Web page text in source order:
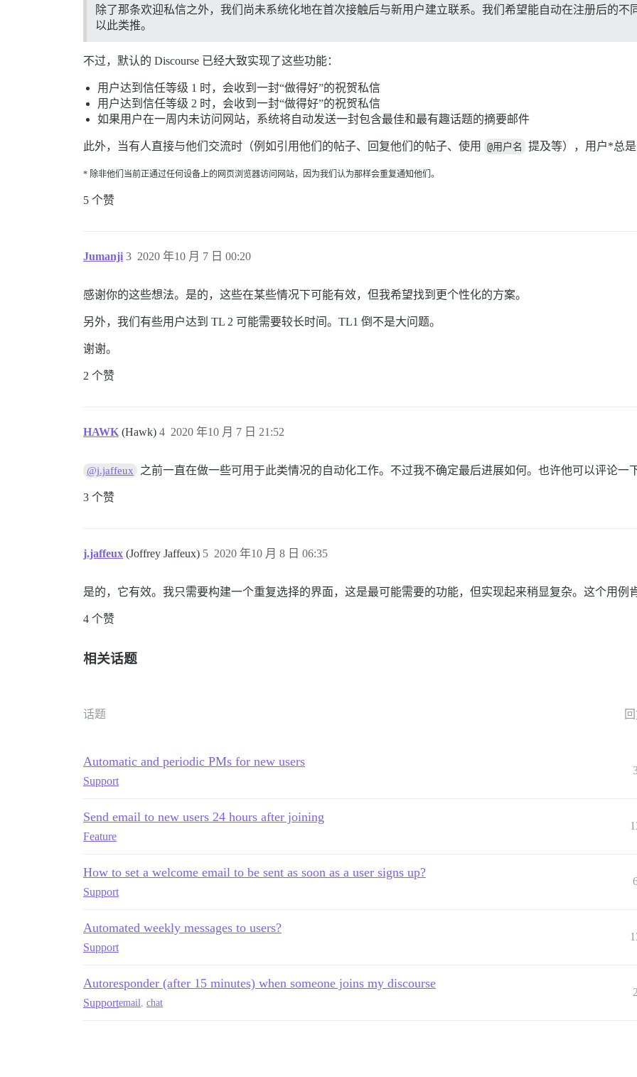
除了那条欢迎私信之外，我们尚未系统化地在首次接触后与新用户建立联系。我们希望能自动在注册后的不
以此类推。
不过，默认的 Discourse 已经大致实现了这些功能：
用户达到信任等级 1 时，会收到一封“做得好”的祝贺私信
用户达到信任等级 2 时，会收到一封“做得好”的祝贺私信
如果用户在一周内未访问网站，系统将自动发送一封包含最佳和最有趣话题的摘要邮件
此外，当有人直接与他们交流时（例如引用他们的帖子、回复他们的帖子、使用 @用户名 提及等），用户*总是
* 除非他们当前正通过任何设备上的网页浏览器访问网站，因为我们认为那样会重复通知他们。
5 个赞
Jumanji 2020 年10 月 7 日 00:20
3
感谢你的这些想法。是的，这些在某些情况下可能有效，但我希望找到更个性化的方案。
另外，我们有些用户达到 TL 2 可能需要较长时间。TL1 倒不是大问题。
谢谢。
2 个赞
HAWK (Hawk) 2020 年10 月 7 日 21:52
4
@j.jaffeux 之前一直在做一些可用于此类情况的自动化工作。不过我不确定最后进展如何。也许他可以评论一下
3 个赞
j.jaffeux (Joffrey Jaffeux) 2020 年10 月 8 日 06:35
5
是的，它有效。我只需要构建一个重复选择的界面，这是最可能需要的功能，但实现起来稍显复杂。这个用例
4 个赞
相关话题
话题
Automatic and periodic PMs for new users
Support
Send email to new users 24 hours after joining
Feature
How to set a welcome email to be sent as soon as a user signs up?
Support
Automated weekly messages to users?
Support
Autoresponder (after 15 minutes) when someone joins my discourse
Supportemail, chat
2